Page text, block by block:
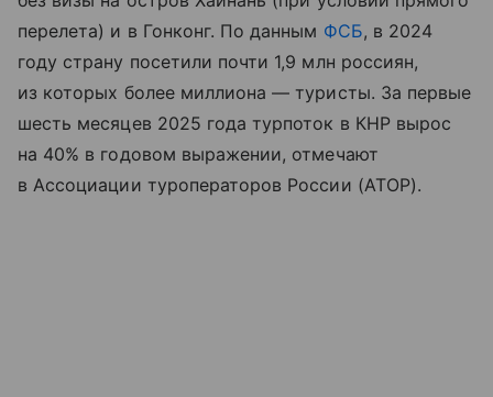
перелета) и в Гонконг. По данным ФСБ, в 2024
году страну посетили почти 1,9 млн россиян,
из которых более миллиона — туристы. За первые
шесть месяцев 2025 года турпоток в КНР вырос
на 40% в годовом выражении, отмечают
в Ассоциации туроператоров России (АТОР).